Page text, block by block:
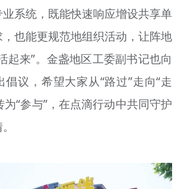
系统，既能快速响应增设共享单
也能更规范地组织活动，让阵地
起来”。金盏地区工委副书记也向
议，希望大家从“路过”走向“走
为“参与”，在点滴行动中共同守护